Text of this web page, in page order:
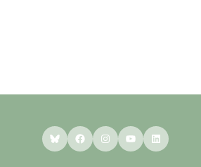
BlueskyFacebookInstagram
YouTube